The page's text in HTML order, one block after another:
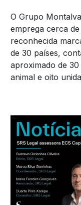
O Grupo
emprega cerca
reconhecida
de 30 países,
aproximado de
animal e oito